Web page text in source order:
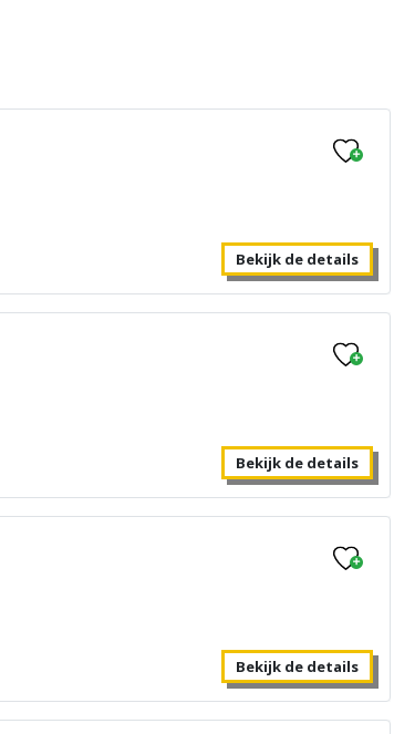
Bekijk de details
Bekijk de details
Bekijk de details